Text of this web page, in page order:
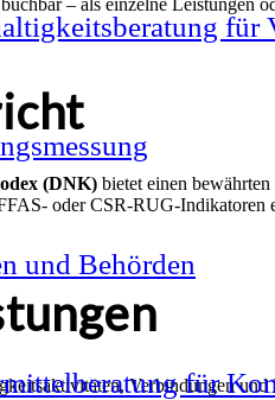
für
und Behörden
für
– als einzelne Leistungen
(DNK) bietet einen
oder CSR-RUG-Indikatoren
Verbindungen und